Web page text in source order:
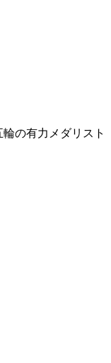
の有力メダリスト